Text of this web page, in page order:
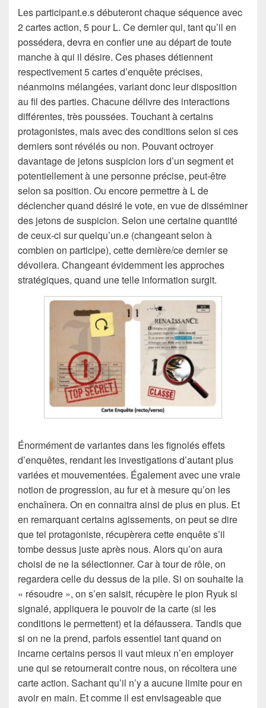
Les participant.e.s débuteront chaque séquence avec
2 cartes action, 5 pour L. Ce dernier qui, tant qu’il en
possédera, devra en confier une au départ de toute
manche à qui il désire. Ces phases détiennent
respectivement 5 cartes d’enquête précises,
néanmoins mélangées, variant donc leur disposition
au fil des parties. Chacune délivre des interactions
différentes, très poussées. Touchant à certains
protagonistes, mais avec des conditions selon si ces
derniers sont révélés ou non. Pouvant octroyer
davantage de jetons suspicion lors d’un segment et
potentiellement à une personne précise, peut-être
selon sa position. Ou encore permettre à L de
déclencher quand désiré le vote, en vue de disséminer
des jetons de suspicion. Selon une certaine quantité
de ceux-ci sur quelqu’un.e (changeant selon à
combien on participe), cette dernière/ce dernier se
dévoilera. Changeant évidemment les approches
stratégiques, quand une telle information surgit.
Énormément de variantes dans les fignolés effets
d’enquêtes, rendant les investigations d’autant plus
variées et mouvementées. Également avec une vraie
notion de progression, au fur et à mesure qu’on les
enchaînera. On en connaitra ainsi de plus en plus. Et
en remarquant certains agissements, on peut se dire
que tel protagoniste, récupèrera cette enquête s’il
tombe dessus juste après nous. Alors qu’on aura
choisi de ne la sélectionner. Car à tour de rôle, on
regardera celle du dessus de la pile. Si on souhaite la
« résoudre », on s’en saisit, récupère le pion Ryuk si
signalé, appliquera le pouvoir de la carte (si les
conditions le permettent) et la défaussera. Tandis que
si on ne la prend, parfois essentiel tant quand on
incarne certains persos il vaut mieux n’en employer
une qui se retournerait contre nous, on récoltera une
carte action. Sachant qu’il n’y a aucune limite pour en
avoir en main. Et comme il est envisageable que